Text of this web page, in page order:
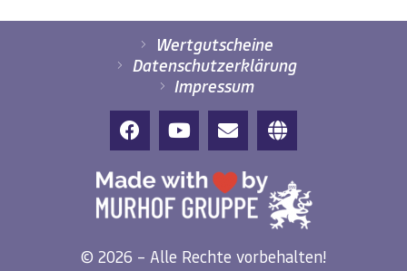
Wertgutscheine
Datenschutzerklärung
Impressum
© 2026 – Alle Rechte vorbehalten!